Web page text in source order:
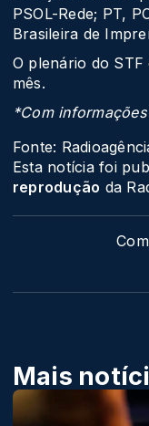
PSOL-Rede; PT,
Brasileira de
O plenário do STF
mês.
*Com
Fonte:
Esta notícia foi
reprodução da
Mais